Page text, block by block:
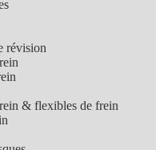
révision
& flexibles de frein